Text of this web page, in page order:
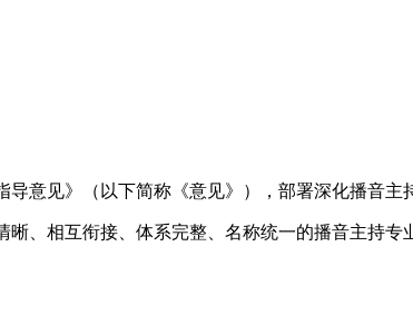
意见》（以下简称《意见》），部署深化播音主
、相互衔接、体系完整、名称统一的播音主持